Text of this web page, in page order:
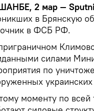
2 мар —
в Брянскую
в ФСБ РФ.
силами
по
моменту по